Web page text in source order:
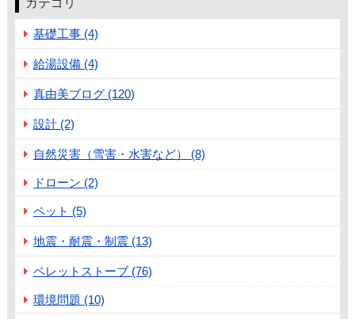
カテゴリ
基礎工事 (4)
給湯設備 (4)
真由美ブログ (120)
設計 (2)
自然災害（雪害・水害など） (8)
ドローン (2)
ペット (5)
地震・耐震・制震 (13)
ペレットストーブ (76)
環境問題 (10)